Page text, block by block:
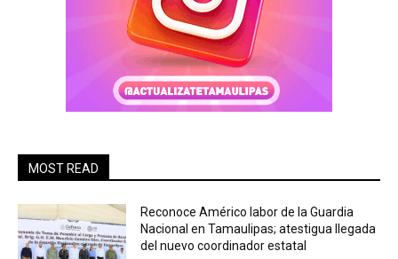
MOST READ
Reconoce Américo labor de la Guardia
Nacional en Tamaulipas; atestigua llegada
del nuevo coordinador estatal